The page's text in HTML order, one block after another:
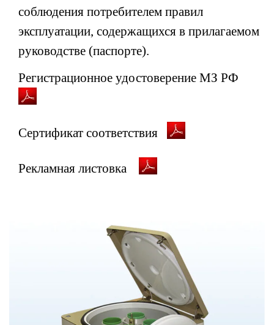
соблюдения потребителем правил
эксплуатации, содержащихся в прилагаемом
руководстве (паспорте).
Регистрационное удостоверение МЗ РФ
Сертификат соответствия
Рекламная листовка